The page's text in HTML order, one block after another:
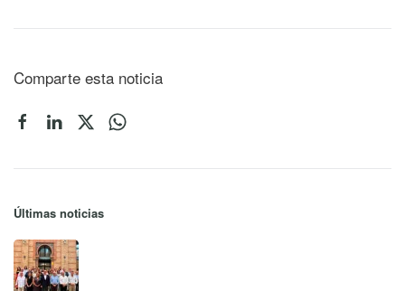
Comparte esta noticia
Últimas noticias